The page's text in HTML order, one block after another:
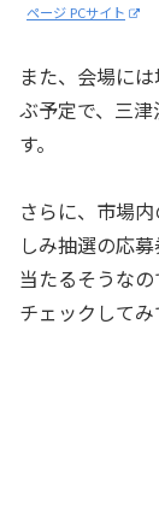
ページ PCサイト
また、会場に
ぶ予定で、三
す。
さらに、市場
しみ抽選の応
当たるそうな
チェックしてみ